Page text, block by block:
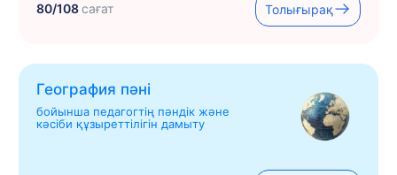
80/108сағат Толығырақ
География пәні
бойынша педагогтің пәндік және
кәсіби құзыреттілігін дамыту